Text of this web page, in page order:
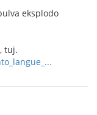
eksplodo
tuj.